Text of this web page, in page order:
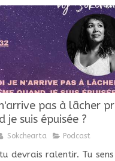
pas à lâcher
je suis épuisée ?
Sokchearta Podcast
devrais ralentir. Tu